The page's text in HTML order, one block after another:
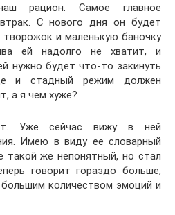
рацион. Самое главное
С нового дня он будет
творожок и маленькую баночку
ей надолго не хватит, и
нужно будет что-то закинуть
и стадный режим должен
а я чем хуже?
Уже сейчас вижу в ней
Имею в виду ее словарный
такой же непонятный, но стал
говорит гораздо больше,
количеством эмоций и